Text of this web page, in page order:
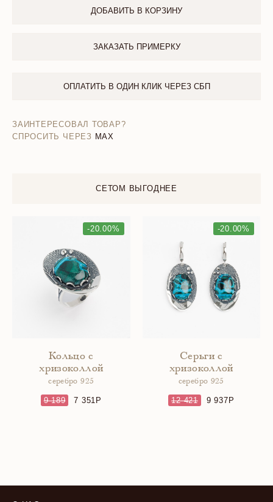
ДОБАВИТЬ В КОРЗИНУ
ЗАКАЗАТЬ ПРИМЕРКУ
ОПЛАТИТЬ В ОДИН КЛИК ЧЕРЕЗ СБП
ЗАИНТЕРЕСОВАЛ ТОВАР?
СПРОСИТЬ ЧЕРЕЗ MAX
СЕТОМ ВЫГОДНЕЕ
-20.00%
Кольцо с
хризоколлой
серебро 925
9 189 7 351
-20.00%
Серьги с
хризоколлой
серебро 925
12 421 9 937